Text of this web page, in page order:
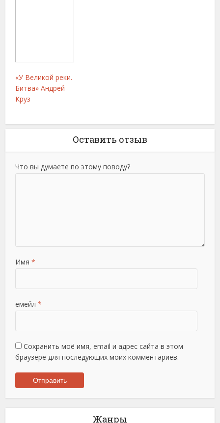
«У Великой реки.
Битва» Андрей
Круз
Оставить отзыв
Что вы думаете по этому поводу?
Имя *
емейл *
Сохранить моё имя, email и адрес сайта в этом
браузере для последующих моих комментариев.
Жанры